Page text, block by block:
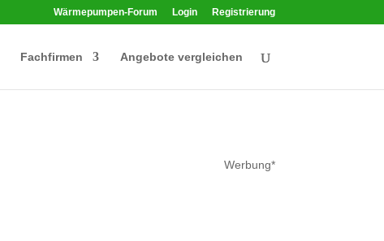
Wärmepumpen-Forum Login Registrierung
Fachfirmen Angebote vergleichen
Werbung*